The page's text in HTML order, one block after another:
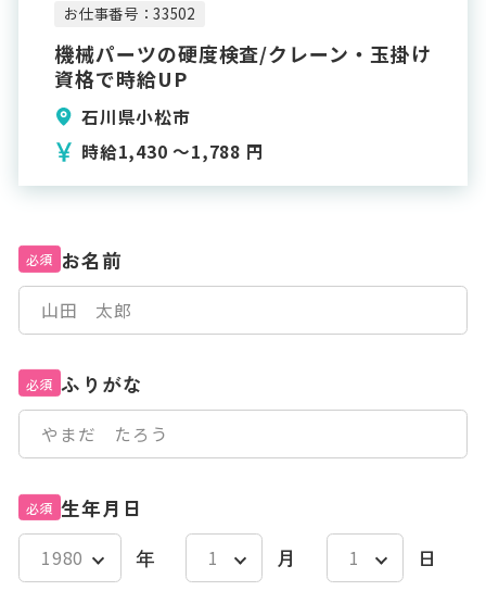
お仕事番号：33502
機械パーツの硬度検査/クレーン・玉掛け
資格で時給UP
石川県小松市
時給1,430 〜1,788 円
必須 お名前
必須 ふりがな
必須 生年月日
年
月 日